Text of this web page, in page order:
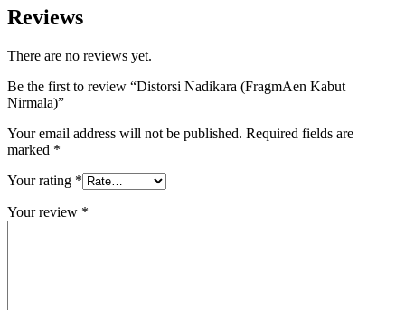
Reviews
There are no reviews yet.
Be the first to review “Distorsi Nadikara (FragmAen Kabut
Nirmala)”
Your email address will not be published. Required fields are
marked *
Your rating *
Your review *